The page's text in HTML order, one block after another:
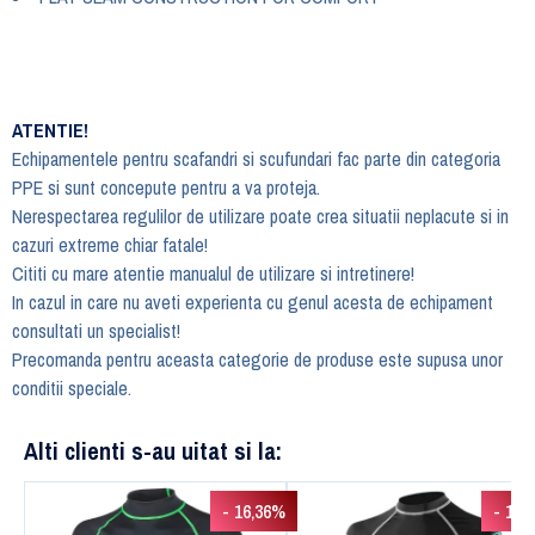
ATENTIE!
Echipamentele pentru scafandri si scufundari fac parte din categoria
PPE si sunt concepute pentru a va proteja.
Nerespectarea regulilor de utilizare poate crea situatii neplacute si in
cazuri extreme chiar fatale!
Cititi cu mare atentie manualul de utilizare si intretinere!
In cazul in care nu aveti experienta cu genul acesta de echipament
consultati un specialist!
Precomanda pentru aceasta categorie de produse este supusa unor
conditii speciale.
Alti clienti s-au uitat si la:
- 16,36% -